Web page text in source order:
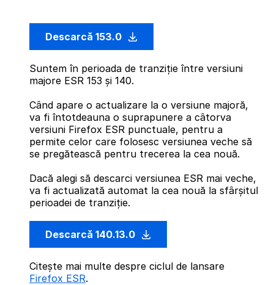
Descarcă 153.0
Suntem în perioada de tranziție între versiuni
majore ESR 153 și 140.
Când apare o actualizare la o versiune majoră,
va fi întotdeauna o suprapunere a câtorva
versiuni Firefox ESR punctuale, pentru a
permite celor care folosesc versiunea veche să
se pregătească pentru trecerea la cea nouă.
Dacă alegi să descarci versiunea ESR mai veche,
va fi actualizată automat la cea nouă la sfârșitul
perioadei de tranziție.
Descarcă 140.13.0
Citește mai multe despre ciclul de lansare
Firefox ESR.